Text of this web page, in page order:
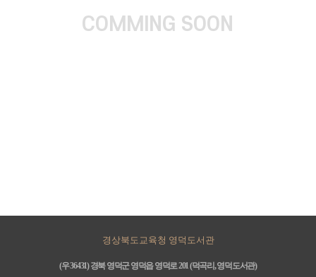
COMMING SOON
경상북도교육청 영덕도서관
(우 36431) 경북 영덕군 영덕읍 영덕로 201 (덕곡리, 영덕도서관)